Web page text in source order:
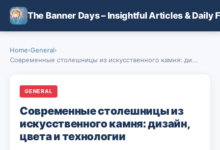
Skip to main content
The Banner Days – Insightful Articles & Daily
Home›General›
Современные столешницы из искусственного камня: ди...
GENERAL
Современные столешницы из
искусственного камня: дизайн,
цвета и технологии